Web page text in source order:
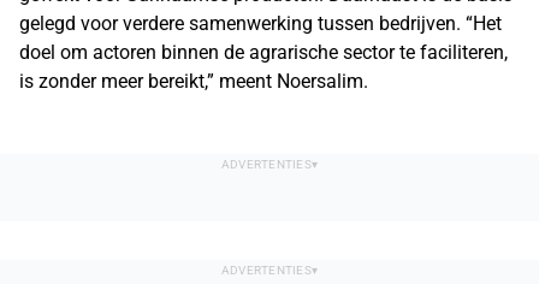
gelegd voor verdere samenwerking tussen bedrijven. “Het
doel om actoren binnen de agrarische sector te faciliteren,
is zonder meer bereikt,” meent Noersalim.